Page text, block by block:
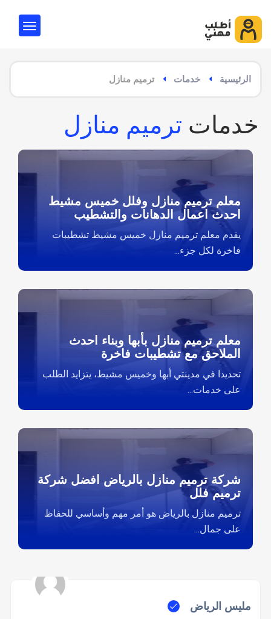
الرئيسية خدمات ترميم منازل
خدمات ترميم منازل
معلم ترميم منازل وفلل خميس مشيط
احدث اعمال الدهانات والتشطيب
يقدم معلم ترميم منازل خميس مشيط تشطيبات
فاخرة لكل جزء...
معلم ترميم منازل بأبها وبناء احدث
الملاحق مع تشطيبات فاخرة
تحديدا في مدينتي أبها وخميس مشيط، يتزايد الطلب
على خدمات...
شركة ترميم منازل بالرياض افضل شركة
ترميم فلل
ترميم منازل بالرياض هو أمر مهم وأساسي للحفاظ
على جمال...
مليس الرياض